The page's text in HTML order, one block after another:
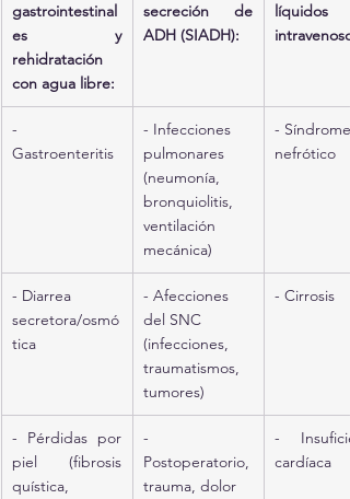
gastrointestinal
es y
rehidratación
con agua libre:
secreción de
ADH (SIADH):
líquidos
intravenosos
-
Gastroenteritis
- Infecciones
pulmonares
(neumonía,
bronquiolitis,
ventilación
mecánica)
- Síndrome
nefrótico
- Diarrea
secretora/osmó
tica
- Afecciones
del SNC
(infecciones,
traumatismos,
tumores)
- Cirrosis
- Pérdidas por
piel (fibrosis
quística,
-
Postoperatorio,
trauma, dolor
-
cardíaca